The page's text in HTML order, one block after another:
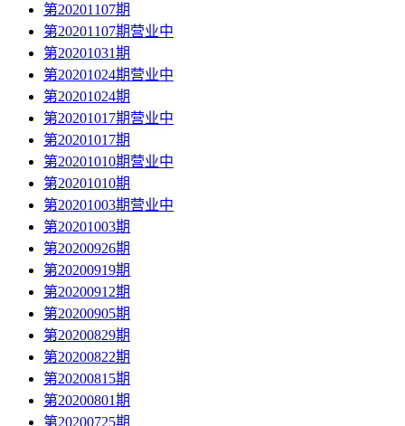
第20201107期
第20201107期营业中
第20201031期
第20201024期营业中
第20201024期
第20201017期营业中
第20201017期
第20201010期营业中
第20201010期
第20201003期营业中
第20201003期
第20200926期
第20200919期
第20200912期
第20200905期
第20200829期
第20200822期
第20200815期
第20200801期
第20200725期